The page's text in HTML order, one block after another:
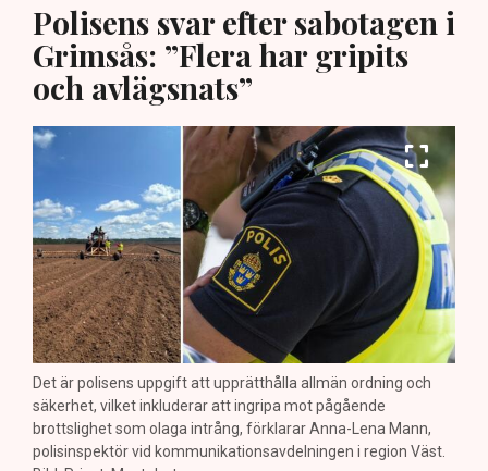
Polisens svar efter sabotagen i
Grimsås: ”Flera har gripits
och avlägsnats”
Det är polisens uppgift att upprätthålla allmän ordning och
säkerhet, vilket inkluderar att ingripa mot pågående
brottslighet som olaga intrång, förklarar Anna-Lena Mann,
polisinspektör vid kommunikationsavdelningen i region Väst.